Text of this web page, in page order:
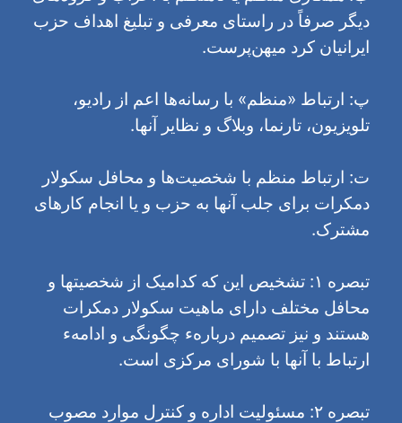
دیگر صرفاً در راستای معرفی و تبلیغ اهداف حزب
ایرانیان کرد میهن‌پرست.
پ: ارتباط «منظم» با رسانه‌ها اعم از رادیو،
تلویزیون، تارنما، وبلاگ و نظایر آنها.
ت: ارتباط منظم با شخصیت‌ها و محافل سکولار
دمکرات برای جلب آنها به حزب و یا انجام کارهای
مشترک.
تبصره ۱: تشخیص این که کدامیک از شخصیتها و
محافل مختلف دارای ماهیت سکولار دمکرات
هستند و نیز تصمیم دربارهء چگونگی و ادامهء
ارتباط با آنها با شورای مرکزی است.
تبصره ۲: مسئولیت اداره و کنترل موارد مصوب